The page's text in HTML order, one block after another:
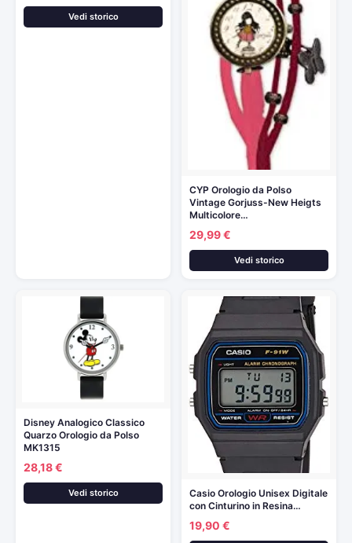
Vedi storico
CYP Orologio da Polso
Vintage Gorjuss-New Heigts
Multicolore…
29,99 €
Vedi storico
Disney Analogico Classico
Quarzo Orologio da Polso
MK1315
28,18 €
Vedi storico
Casio Orologio Unisex Digitale
con Cinturino in Resina…
19,90 €